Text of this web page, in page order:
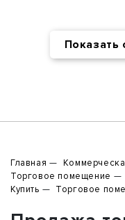
Показать
Главная
Торговое помещение
Купить
Торговое